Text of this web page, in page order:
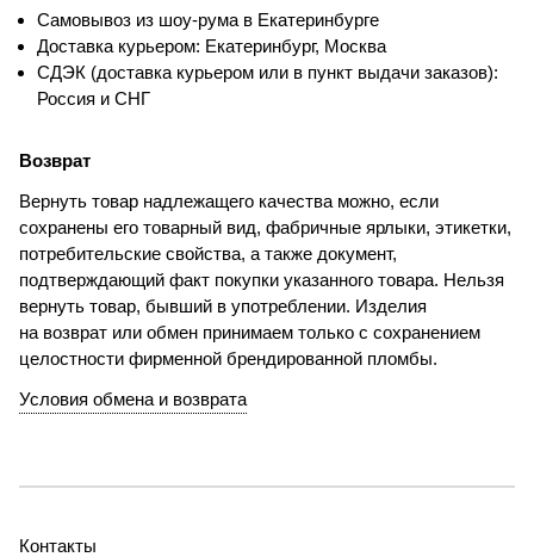
Самовывоз из шоу-рума в Екатеринбурге
Доставка курьером: Екатеринбург, Москва
СДЭК (доставка курьером или в пункт выдачи заказов):
Россия и СНГ
Возврат
Вернуть товар надлежащего качества можно, если
сохранены его товарный вид, фабричные ярлыки, этикетки,
потребительские свойства, а также документ,
подтверждающий факт покупки указанного товара. Нельзя
вернуть товар, бывший в употреблении. Изделия
на возврат или обмен принимаем только с сохранением
целостности фирменной брендированной пломбы.
Условия обмена и возврата
Контакты